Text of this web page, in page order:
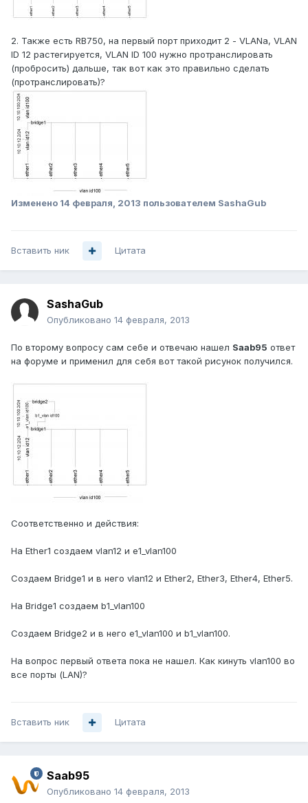
2. Также есть RB750, на первый порт приходит 2 - VLANа, VLAN
ID 12 растегируется, VLAN ID 100 нужно протранслировать
(пробросить) дальше, так вот как это правильно сделать
(протранслировать)?
Изменено 14 февраля, 2013 пользователем SashaGub
Вставить ник Цитата
SashaGub
Опубликовано 14 февраля, 2013
По второму вопросу сам себе и отвечаю нашел Saab95 ответ
на форуме и применил для себя вот такой рисунок получился.
Соответственно и действия:
На Ether1 создаем vlan12 и e1_vlan100
Создаем Bridge1 и в него vlan12 и Ether2, Ether3, Ether4, Ether5.
На Bridge1 создаем b1_vlan100
Создаем Bridge2 и в него e1_vlan100 и b1_vlan100.
На вопрос первый ответа пока не нашел. Как кинуть vlan100 во
все порты (LAN)?
Вставить ник Цитата
Saab95
Опубликовано 14 февраля, 2013